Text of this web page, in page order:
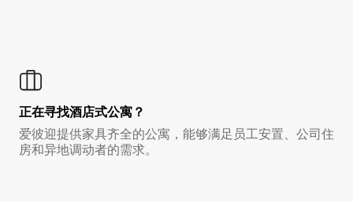
正在寻找酒店式公寓？
爱彼迎提供家具齐全的公寓，能够满足员工安置、公司住
房和异地调动者的需求。